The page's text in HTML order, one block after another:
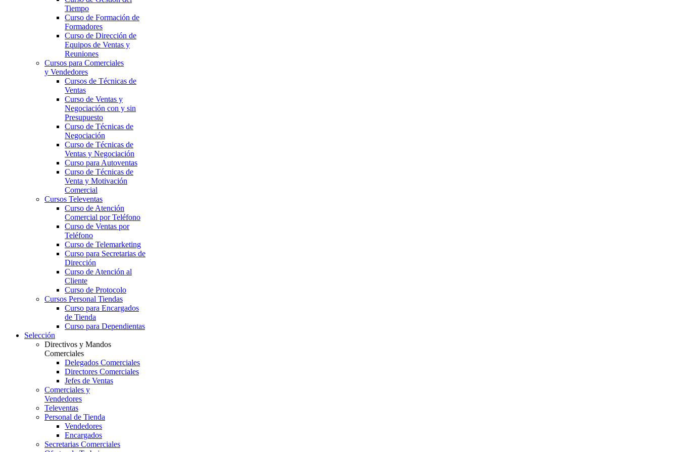
Tiempo
Curso de Formación de
Formadores
Curso de Dirección de
Equipos de Ventas y
Reuniones
Cursos para Comerciales
y Vendedores
Cursos de Técnicas de
Ventas
Curso de Ventas y
Negociación con y sin
Presupuesto
Curso de Técnicas de
Negociación
Curso de Técnicas de
Ventas y Negociación
Curso para Autoventas
Curso de Técnicas de
Venta y Motivación
Comercial
Cursos Televentas
Curso de Atención
Comercial por Teléfono
Curso de Ventas por
Teléfono
Curso de Telemarketing
Curso para Secretarias de
Dirección
Curso de Atención al
Cliente
Curso de Protocolo
Cursos Personal Tiendas
Curso para Encargados
de Tienda
Curso para Dependientas
Selección
Directivos y Mandos
Comerciales
Delegados Comerciales
Directores Comerciales
Jefes de Ventas
Comerciales y
Vendedores
Televentas
Personal de Tienda
Vendedores
Encargados
Secretarias Comerciales